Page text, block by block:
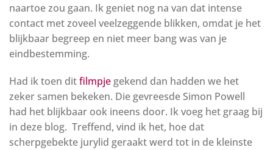
naartoe zou gaan. Ik geniet nog na van dat intense
contact met zoveel veelzeggende blikken, omdat je het
blijkbaar begreep en niet meer bang was van je
eindbestemming.
Had ik toen ditfilmpjegekend dan hadden we het
zeker samen bekeken. Die gevreesde Simon Powell
had het blijkbaar ook ineens door. Ik voeg het graag bij
in deze blog. Treffend, vind ik het, hoe dat
scherpgebekte jurylid geraakt werd tot in de kleinste